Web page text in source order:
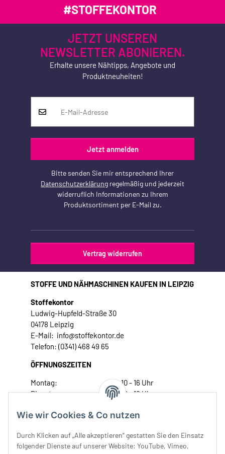
Wie wir Cookies & Co nutzen
Durch Klicken auf „Alle akzeptieren“ gestatten Sie den Einsatz
folgender Dienste auf unserer Website: YouTube, Vimeo,
#STOFFEKONTOR
JETZT UNSEREN
NEWSLETTER ABONIEREN.
Erhalte unsere Nähtipps, Angebote und
Produktneuheiten!
Jetzt anmelden
Bitte senden Sie mir entsprechend Ihrer
Datenschutzerklärung regelmäßig und jederzeit
widerruflich Informationen zu Ihrem
Produktsortiment per E-Mail zu.
Vertrag widerrufen
STOFFE UND NÄHMASCHINEN KAUFEN IN LEIPZIG
Stoffekontor
Ludwig-Hupfeld-Straße 30
04178 Leipzig
E-Mail: info@stoffekontor.de
Telefon: (0341) 468 49 65
ÖFFNUNGSZEITEN
Montag:
10 - 16 Uhr
Dienstag:
10 - 16 Uhr
Donnerstag:
10 - 18 Uhr
Samstag:
10 - 14 Uhr